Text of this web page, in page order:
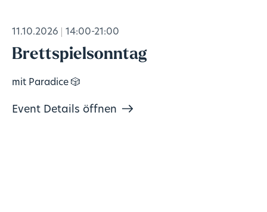
11.10.2026 14:00-21:00
Brettspielsonntag
mit Paradice 🎲
Event Details öffnen